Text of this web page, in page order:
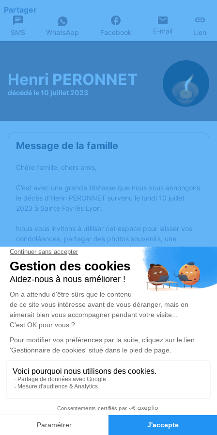
Faire-part Hommages
Partager
SMS WhatsApp Facebook E-mail Lien
Henri PERONNET
décédé le 10 juillet 2023
Message de la famille
Chère famille, chers amis,
C’est avec une grande tristesse que nous vous annonçons
le décès d’Henri PERONNET survenu le lundi 10 juillet
2023 à Sainte Foy lès Lyon.
Nous vous invitons à utiliser cet espace pour laisser vos
condoléances, partager des photos souvenirs, une
anecdote ou exprimer vos pensées à travers des poèmes
ou des textes. Cet endroit est un lieu d'expression dédié à
honorer la mémoire d’Henri PERONNET.
Un service de plantation d’arbre hommage estdisponible
samedi 15 juillet 2023 à 09h30
Eglise Saint Jean Baptiste 1 Route de la
Cozonnière